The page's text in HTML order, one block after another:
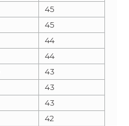
45
45
44
44
43
43
43
42